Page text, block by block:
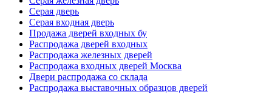
Серая дверь
Серая входная дверь
Продажа дверей входных бу
Распродажа дверей входных
Распродажа железных дверей
Распродажа входных дверей Москва
Двери распродажа со склада
Распродажа выставочных образцов дверей